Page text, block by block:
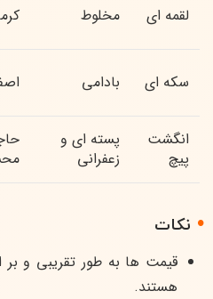
لقمه ای مخلوط
سکه ای بادامی
انگشت
پیچ
پسته ای و
زعفرانی
نکات
قیمت ها به طور تقریبی و
هستند.